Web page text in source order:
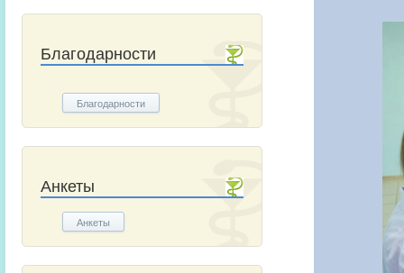
Благодарности
Благодарности
Анкеты
Анкеты